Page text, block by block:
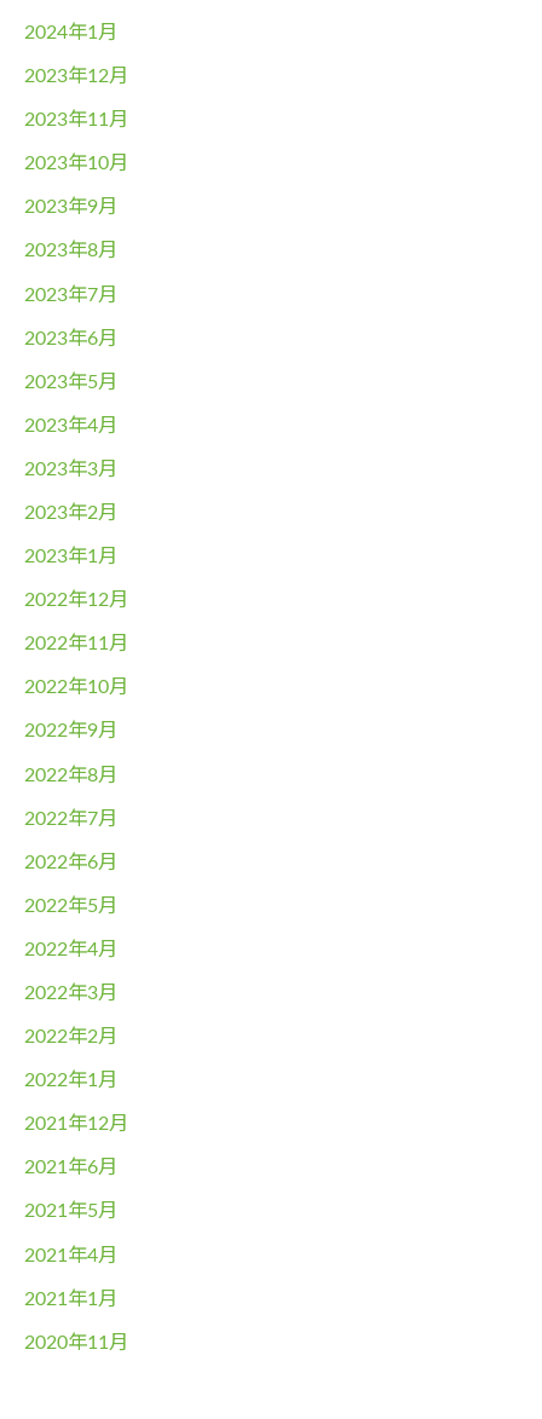
2024年1月
2023年12月
2023年11月
2023年10月
2023年9月
2023年8月
2023年7月
2023年6月
2023年5月
2023年4月
2023年3月
2023年2月
2023年1月
2022年12月
2022年11月
2022年10月
2022年9月
2022年8月
2022年7月
2022年6月
2022年5月
2022年4月
2022年3月
2022年2月
2022年1月
2021年12月
2021年6月
2021年5月
2021年4月
2021年1月
2020年11月